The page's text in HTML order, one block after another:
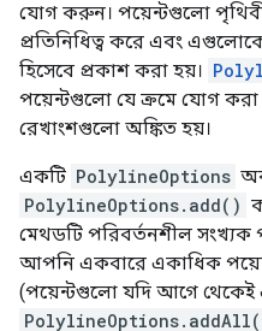
যোগ করুন। পয়েন্টগুলো
প্রতিনিধিত্ব করে এবং
হিসেবে প্রকাশ করা হয়।
পয়েন্টগুলো যে ক্রমে যোগ করা
রেখাংশগুলো অঙ্কিত হয়।
একটি PolylineOptions
PolylineOptions.add()
মেথডটি পরিবর্তনশীল সংখ্যক
আপনি একবারে একাধিক
(পয়েন্টগুলো যদি আগে থেকেই